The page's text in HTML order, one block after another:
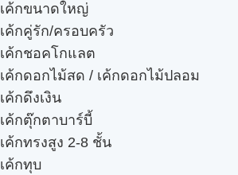
เค้กขนาดใหญ่
เค้กคู่รัก/ครอบครัว
เค้กชอคโกแลต
เค้กดอกไม้สด / เค้กดอกไม้ปลอม
เค้กดึงเงิน
เค้กตุ๊กตาบาร์บี้
เค้กทรงสูง 2-8 ชั้น
เค้กทุบ